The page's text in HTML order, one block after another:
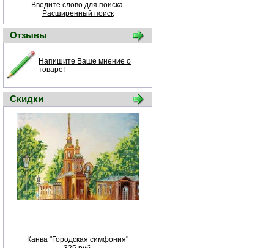
Введите слово для поиска.
Расширенный поиск
Отзывы
Напишите Ваше мнение о
товаре!
Скидки
Канва "Городская симфония"